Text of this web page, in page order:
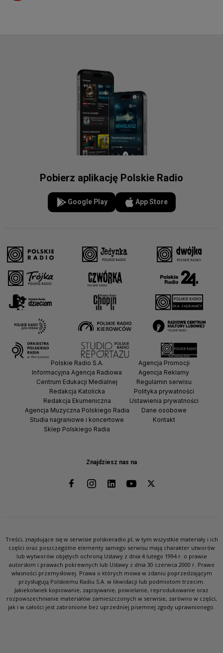
Pobierz aplikację Polskie Radio
Google Play App Store
Znajdziesz nas na
Polskie Radio S.A.
Informacyjna Agencja Radiowa
Centrum Edukacji Medialnej
Redakcja Katolicka
Redakcja Ekumeniczna
Agencja Muzyczna Polskiego Radia
Studia nagraniowe i koncertowe
Sklep Polskiego Radia
Agencja Promocji
Agencja Reklamy
Regulamin serwisu
Polityka prywatności
Ustawienia prywatności
Dane osobowe
Kontakt
Treści, znajdujące się w serwisie polskieradio.pl, w tym wszystkie materiały i ich
części oraz poszczególne elementy samego serwisu mają charakter utworów
lub wytworów objętych ochroną Ustawy z dnia 4 lutego 1994 r. o prawie
autorskim i prawach pokrewnych lub Ustawy z dnia 30 czerwca 2000 r. Prawo
własności przemysłowej. Prawa o których mowa w zdaniu poprzedzającym
przysługują Polskiemu Radiu S.A. w likwidacji lub podmiotom trzecim.
Jakiekolwiek kopiowanie, zapisywanie, powielanie, reprodukowanie oraz
rozpowszechnianie materiałów zamieszczonych w serwisie, zarówno w części,
jak i w całości jest zabronione bez uprzedniej pisemnej zgody uprawnionego.